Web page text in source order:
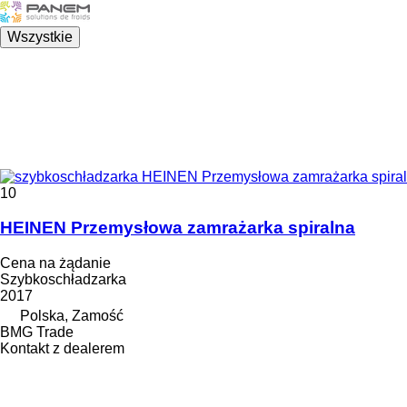
Wszystkie
10
HEINEN Przemysłowa zamrażarka spiralna
Cena na żądanie
Szybkoschładzarka
2017
Polska, Zamość
BMG Trade
Kontakt z dealerem